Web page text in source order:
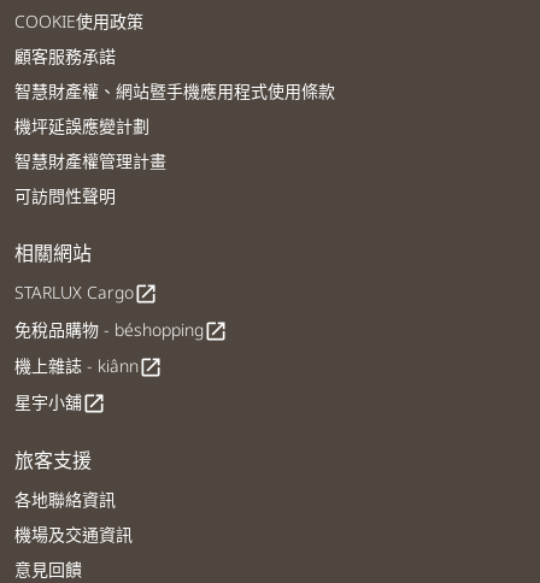
COOKIE使用政策
顧客服務承諾
智慧財產權、網站暨手機應用程式使用條款
機坪延誤應變計劃
智慧財產權管理計畫
可訪問性聲明
相關網站
STARLUX Cargoopen_in_new
免稅品購物 - béshoppingopen_in_new
機上雜誌 - kiânnopen_in_new
星宇小舖open_in_new
旅客支援
各地聯絡資訊
機場及交通資訊
意見回饋